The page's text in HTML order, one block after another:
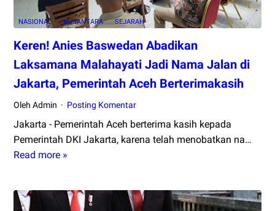
Keliru
Memahami
Sebutan
NASIONAL NUSANTARA SEJARAH
Keren! Anies Baswedan Abadikan
Laksamana Malahayati Jadi Nama Jalan di
Jakarta, Pemerintah Aceh Berterimakasih
Oleh Admin Posting Komentar
Jakarta - Pemerintah Aceh berterima kasih kepada
Pemerintah DKI Jakarta, karena telah menobatkan na…
Read more »
Abadikan